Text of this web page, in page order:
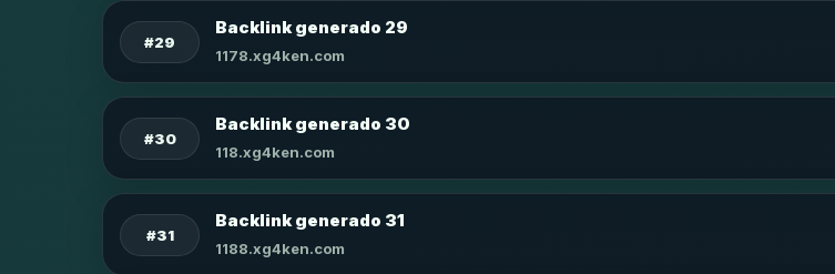
#29
Backlink generado 29
1178.xg4ken.com
#30
Backlink generado 30
118.xg4ken.com
#31
Backlink generado 31
1188.xg4ken.com